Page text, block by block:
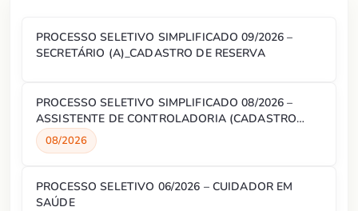
PROCESSO SELETIVO SIMPLIFICADO 09/2026 –
SECRETÁRIO (A)_CADASTRO DE RESERVA
PROCESSO SELETIVO SIMPLIFICADO 08/2026 –
ASSISTENTE DE CONTROLADORIA (CADASTRO
RESERVA)
08/2026
PROCESSO SELETIVO 06/2026 – CUIDADOR EM
SAÚDE